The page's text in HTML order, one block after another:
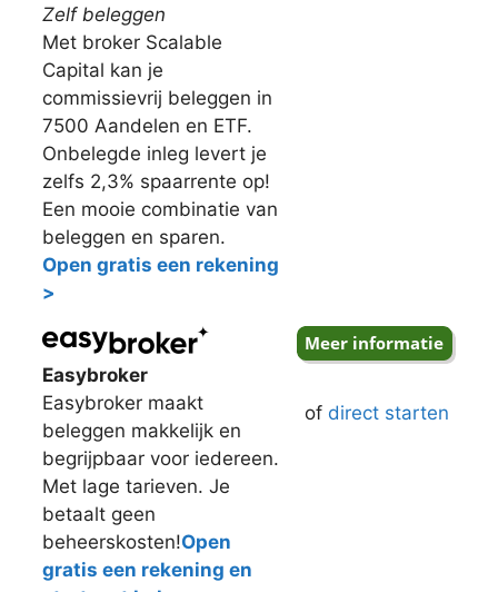
Zelf beleggen
Met broker Scalable
Capital kan je
commissievrij beleggen in
7500 Aandelen en ETF.
Onbelegde inleg levert je
zelfs 2,3% spaarrente op!
Een mooie combinatie van
beleggen en sparen.
Open gratis een rekening
>
Easybroker
Easybroker maakt
beleggen makkelijk en
begrijpbaar voor iedereen.
Met lage tarieven. Je
betaalt geen
beheerskosten!Open
gratis een rekening en
of direct starten